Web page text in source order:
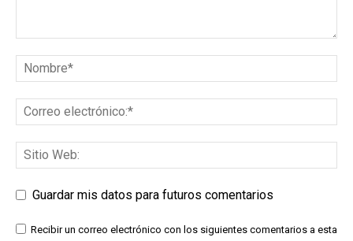
Guardar mis datos para futuros comentarios
Recibir un correo electrónico con los siguientes comentarios a esta